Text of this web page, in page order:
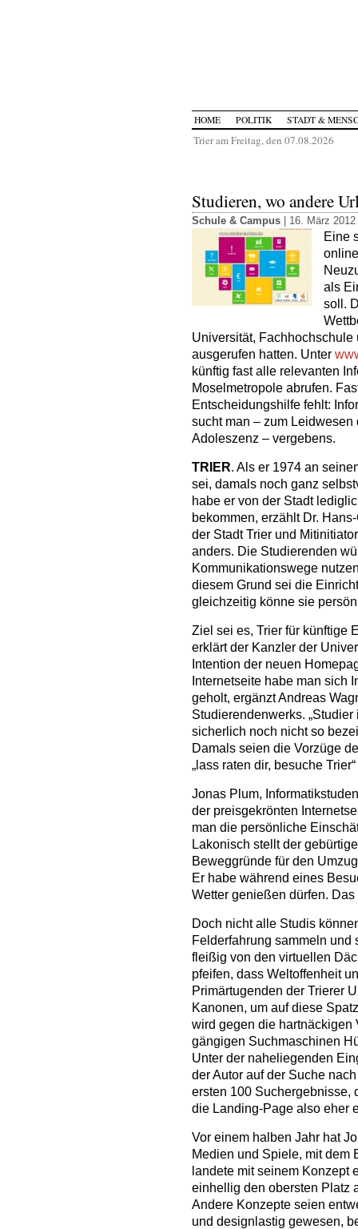
HOME POLITIK STADT &
Trier am Freitag, den 07.08.2026
Studieren, wo andere
Schule & Campus | 16. März
Eine
als
soll.
Universität,
ausgerufen hatten. Unter
künftig fast alle relevanten
Moselmetropole abrufen.
Entscheidungshilfe fehlt:
sucht man – zum
Adoleszenz – vergebens.
TRIER. Als er 1974 an
sei, damals noch ganz
habe er von der Stadt
bekommen, erzählt Dr.
der Stadt Trier und
anders. Die Studierenden
Kommunikationswege
diesem Grund sei die
gleichzeitig könne sie
Ziel sei es, Trier für künftige
erklärt der Kanzler der
Intention der neuen
Internetseite habe man sich
geholt, ergänzt Andreas
Studierendenwerks.
sicherlich noch nicht so
Damals seien die Vorzüge
„lass raten dir, besuche
Jonas Plum,
der preisgekrönten
man die persönliche
Lakonisch stellt der
Beweggründe für den
Er habe während eines
Wetter genießen dürfen.
Doch nicht alle Studis
Felderfahrung sammeln
fleißig von den virtuellen
pfeifen, dass Weltoffenheit
Primärtugenden der Trierer
Kanonen, um auf diese
wird gegen die hartnäckigen
gängigen Suchmaschinen
Unter der naheliegenden
der Autor auf der Suche
ersten 100 Suchergebnisse,
die Landing-Page also eher
Vor einem halben Jahr hat
Medien und Spiele, mit dem
landete mit seinem Konzept
einhellig den obersten Platz
Andere Konzepte seien
und designlastig gewesen,